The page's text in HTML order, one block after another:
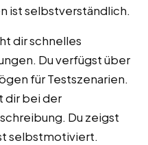
ist selbstverständlich.
dir schnelles
Du verfügst über
für Testszenarien.
dir bei der
Du zeigst
selbstmotiviert.